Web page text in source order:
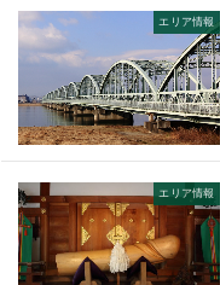
エリア情報
エリア情報